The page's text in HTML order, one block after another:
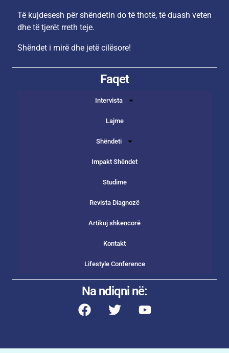
Të kujdesesh për shëndetin do të thotë, të duash veten
dhe të tjerët rreth teje.
Shëndet i mirë dhe jetë cilësore!
Faqet
Intervista
Lajme
Shëndeti
Impakt Shëndet
Studime
Revista Diagnozë
Artikuj shkencorë
Kontakt
Lifestyle Conference
Na ndiqni në: